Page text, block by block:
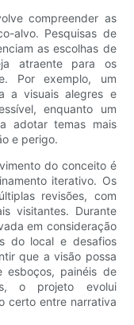
compreender as
alvo. Pesquisas de
as escolhas de
atraente para os
Por exemplo, um
a visuais alegres e
enquanto um
adotar temas mais
e perigo.
do conceito é
iterativo. Os
revisões, com
visitantes. Durante
em consideração
do local e desafios
que a visão possa
esboços, painéis de
o projeto evolui
certo entre narrativa